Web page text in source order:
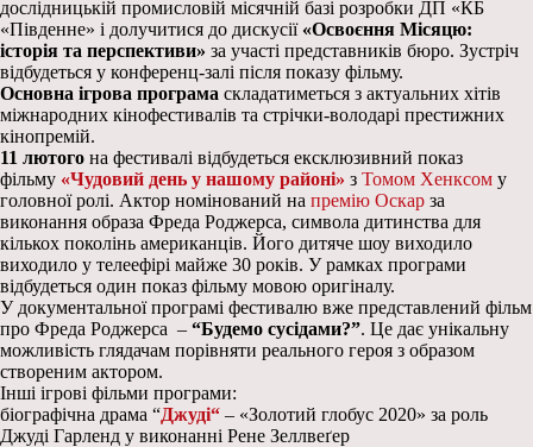
дослідницькій промисловій місячній базі розробки ДП «КБ
«Південне» і долучитися до дискусії «Освоєння Місяцю:
історія та перспективи» за участі представників бюро. Зустріч
відбудеться у конференц-залі після показу фільму.
Основна ігрова програма складатиметься з актуальних хітів
міжнародних кінофестивалів та стрічки-володарі престижних
кінопремій.
11 лютого на фестивалі відбудеться ексклюзивний показ
фільму «Чудовий день у нашому районі» з Томом Хенксом у
головної ролі. Актор номінований на премію Оскар за
виконання образа Фреда Роджерса, символа дитинства для
кількох поколінь американців. Його дитяче шоу виходило
виходило у телеефірі майже 30 років. У рамках програми
відбудеться один показ фільму мовою оригіналу.
У документальної програмі фестивалю вже представлений фільм
про Фреда Роджерса – “Будемо сусідами?”. Це дає унікальну
можливість глядачам порівняти реального героя з образом
створеним актором.
Інші ігрові фільми програми:
біографічна драма “Джуді“ – «Золотий глобус 2020» за роль
Джуді Гарленд у виконанні Рене Зеллвеґер